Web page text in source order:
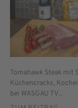
Tomahawk Steak mit
Küchencracks,
bei WASGAU TV...